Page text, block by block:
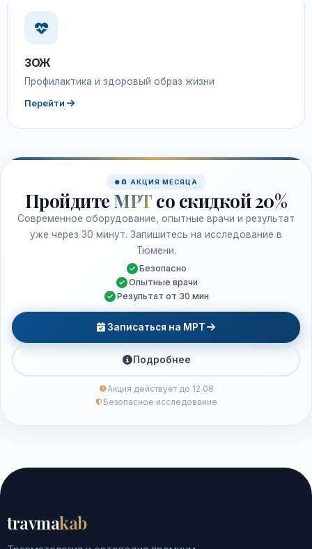
ЗОЖ
Профилактика и здоровый образ жизни
Перейти
🧲 АКЦИЯ МЕСЯЦА
Пройдите МРТ со скидкой 20%
Современное оборудование, опытные врачи и результат
уже через 30 минут. Запишитесь на исследование в
Тюмени.
Безопасно
Опытные врачи
Результат от 30 мин
Записаться на МРТ
Подробнее
Акция действует до 12.08
Безопасное исследование
travmakab